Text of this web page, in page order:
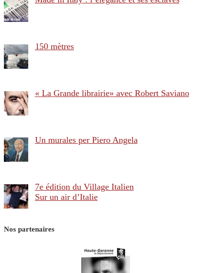
150 mètres
« La Grande librairie» avec Robert Saviano
Un murales per Piero Angela
7e édition du Village Italien
Sur un air d’Italie
Nos partenaires